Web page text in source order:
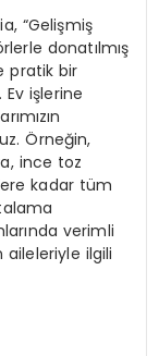
“Gelişmiş
donatılmış
pratik bir
işlerine
Örneğin,
ince toz
kadar tüm
verimli
aileleriyle ilgili